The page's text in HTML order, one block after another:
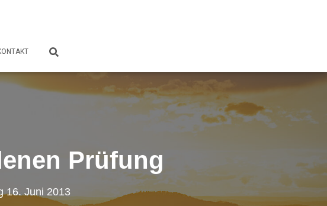
Prüfung
16. Juni 2013